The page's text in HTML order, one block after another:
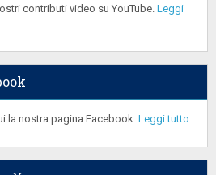
contributi video su YouTube. Leggi
la nostra pagina Facebook: Leggi tutto...